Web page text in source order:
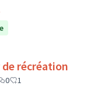
récréation
0
1